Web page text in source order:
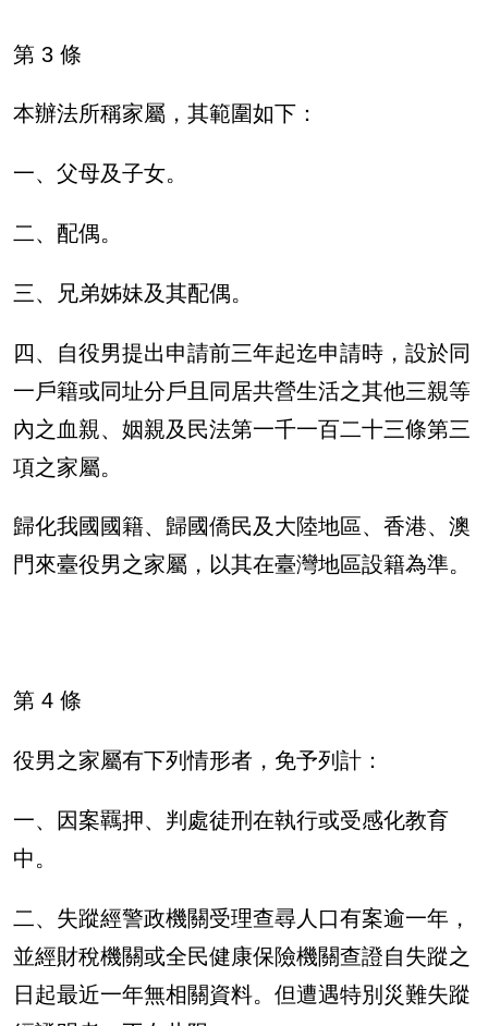
第 3 條
本辦法所稱家屬，其範圍如下：
一、父母及子女。
二、配偶。
三、兄弟姊妹及其配偶。
四、自役男提出申請前三年起迄申請時，設於同
一戶籍或同址分戶且同居共營生活之其他三親等
內之血親、姻親及民法第一千一百二十三條第三
項之家屬。
歸化我國國籍、歸國僑民及大陸地區、香港、澳
門來臺役男之家屬，以其在臺灣地區設籍為準。
第 4 條
役男之家屬有下列情形者，免予列計：
一、因案羈押、判處徒刑在執行或受感化教育
中。
二、失蹤經警政機關受理查尋人口有案逾一年，
並經財稅機關或全民健康保險機關查證自失蹤之
日起最近一年無相關資料。但遭遇特別災難失蹤